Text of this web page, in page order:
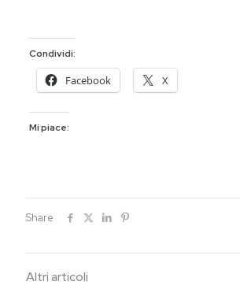
Condividi:
Facebook X
Mi piace:
Share
Altri articoli